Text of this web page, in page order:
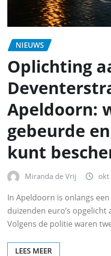
NIEUWS
Oplichting
Apeldoorn:
gebeurde
kunt
Miranda de Vrij okt
In Apeldoorn is onlangs
duizenden euro’s
Volgens de politie waren
LEES MEER